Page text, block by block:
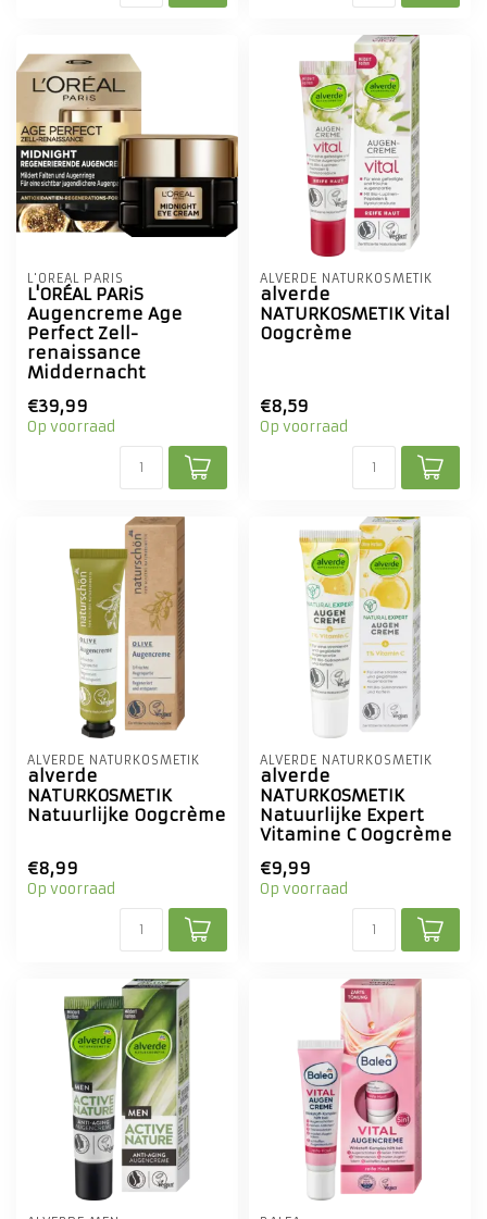
L'ORÉAL PARIS
L'ORÉAL PARiS
Augencreme Age
Perfect Zell-
renaissance
Middernacht
€39,99
Op voorraad
ALVERDE NATURKOSMETIK
alverde
NATURKOSMETIK Vital
Oogcrème
€8,59
Op voorraad
ALVERDE NATURKOSMETIK
alverde
NATURKOSMETIK
Natuurlijke Oogcrème
€8,99
Op voorraad
ALVERDE NATURKOSMETIK
alverde
NATURKOSMETIK
Natuurlijke Expert
Vitamine C Oogcrème
€9,99
Op voorraad